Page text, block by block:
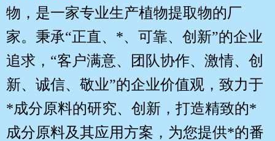
物，是一家专业生产植物提取物的厂
家。秉承“正直、*、可靠、创新”的企业
追求，“客户满意、团队协作、激情、创
新、诚信、敬业”的企业价值观，致力于
*成分原料的研究、创新，打造精致的*
成分原料及其应用方案，为您提供*的番